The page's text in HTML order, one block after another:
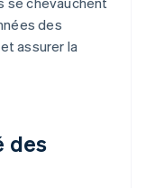
des
assurer la
des